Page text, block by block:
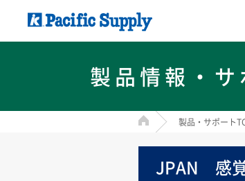
製品情報・サ
HOME 製品・サポート
JPAN 感